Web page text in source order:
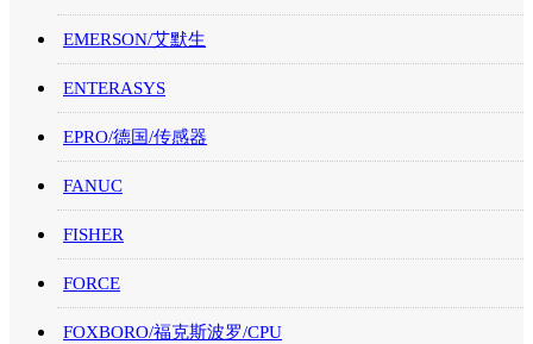
EMERSON/艾默生
ENTERASYS
EPRO/德国/传感器
FANUC
FISHER
FORCE
FOXBORO/福克斯波罗/CPU